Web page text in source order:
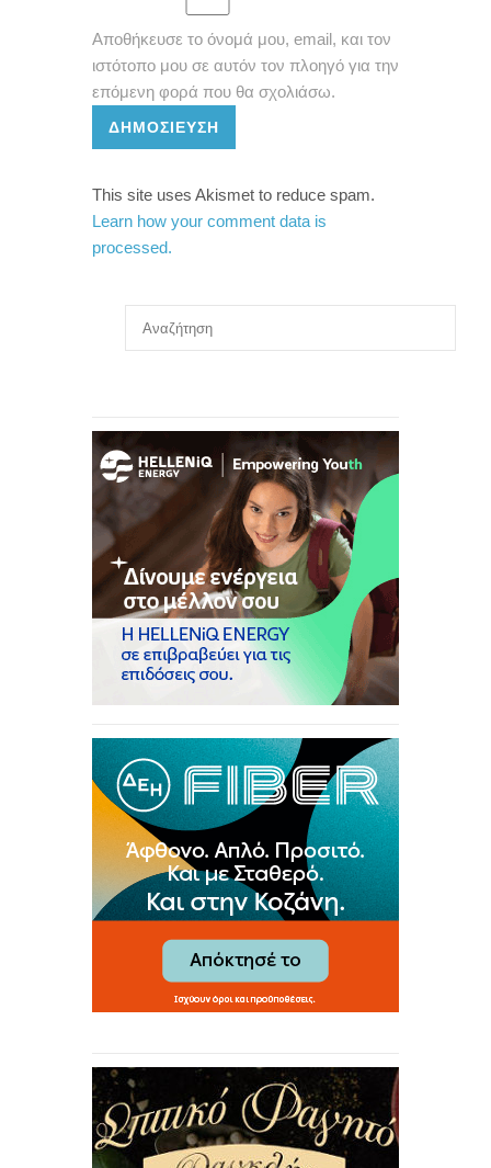
Αποθήκευσε το όνομά μου, email, και τον
ιστότοπο μου σε αυτόν τον πλοηγό για την
επόμενη φορά που θα σχολιάσω.
ΔΗΜΟΣΊΕΥΣΗ
This site uses Akismet to reduce spam.
Learn how your comment data is
processed.